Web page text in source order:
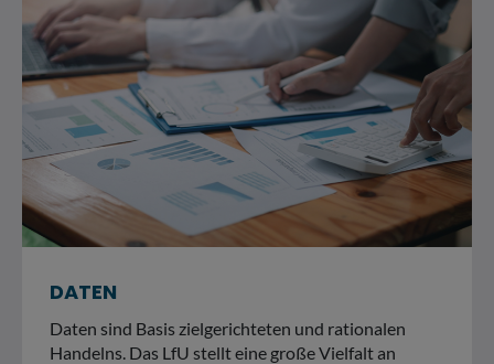
DATEN
Daten sind Basis zielgerichteten und rationalen
Handelns. Das LfU stellt eine große Vielfalt an